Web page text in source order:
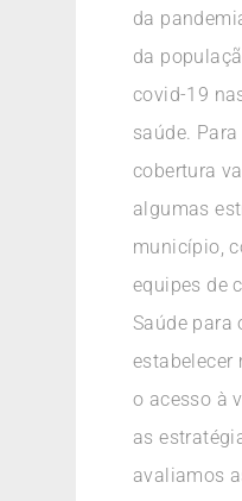
da
da
covid-19
saúde.
cobertura
algumas
município,
equipes de
Saúde para
estabelecer
o acesso à
as
avaliamos